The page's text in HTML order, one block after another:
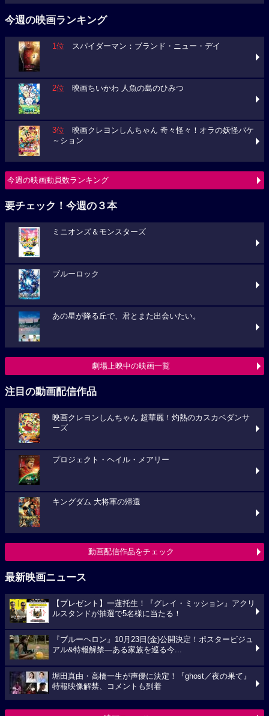
今週の映画ランキング
1位 スパイダーマン：ブランド・ニュー・デイ
2位 映画ちいかわ 人魚の島のひみつ
3位 映画クレヨンしんちゃん 奇々怪々！オラの妖怪バケ
～ション
今週の映画動員数ランキング
要チェック！今週の３本
ミニオンズ＆モンスターズ
ブルーロック
あの星が降る丘で、君とまた出会いたい。
劇場上映中の映画一覧
注目の動画配信作品
映画クレヨンしんちゃん 超華麗！灼熱のカスカベダンサ
ーズ
プロジェクト・ヘイル・メアリー
キングダム 大将軍の帰還
動画配信作品をチェック
最新映画ニュース
【プレゼント】一蓮托生！『グレイ・ミッション』アクリ
ルスタンドが抽選で5名様に当たる！
『ブルーヘロン』10月23日(金)公開決定！ポスタービジュ
アル&特報解禁―ある家族を巡る今...
堀田真由・高橋一生が声優に決定！『ghost／夜の果て』
特報映像解禁、コメントも到着